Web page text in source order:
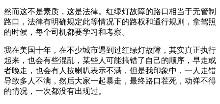
然而这不是素质，这是法律。红绿灯故障的路口相当于无管制
路口，法律有明确规定此等情况下的路权和通行规则，拿驾照
的时候，每个司机都要学习和考察。
我在美国十年，在不少城市遇到过红绿灯故障，其实真正执行
起来，也会有些混乱，某些人可能搞错了自己的顺序，早走或
者晚走，也会有人按喇叭表示不满，但是我印象中，一人走错
导致多人不满，然后大家一起暴走，最终路口茬死，动弹不得
的情况，一次都没有出现过。